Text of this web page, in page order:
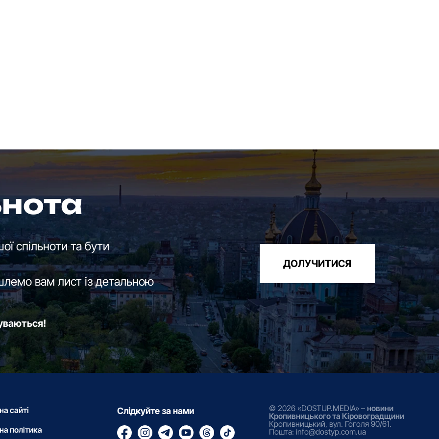
спільноти та бути
вам лист із детальною
ДОЛУЧИТИСЯ
сайті
політика
Слідкуйте за нами © 2026 «DOSTUP.MEDIA» – новини
Кропивницького та Кіровоградщини
Кропивницький, вул. Гоголя 90/61.
Пошта: info@dostyp.com.ua